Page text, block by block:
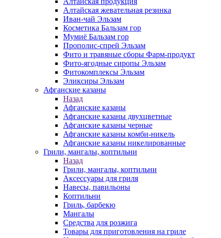
Алтайская жевательная резинка
Иван-чай Эльзам
Косметика Бальзам гор
Мумиё Бальзам гор
Прополис-спрей Эльзам
Фито и травяные сборы Фарм-продукт
Фито-ягодные сиропы Эльзам
Фитокомплексы Эльзам
Эликсиры Эльзам
Афганские казаны
Назад
Афганские казаны
Афганские казаны двухцветные
Афганские казаны черные
Афганские казаны комби-никель
Афганские казаны никелированные
Грили, мангалы, коптильни
Назад
Грили, мангалы, коптильни
Аксессуары для гриля
Навесы, павильоны
Коптильни
Гриль, барбекю
Мангалы
Средства для розжига
Товары для приготовления на гриле